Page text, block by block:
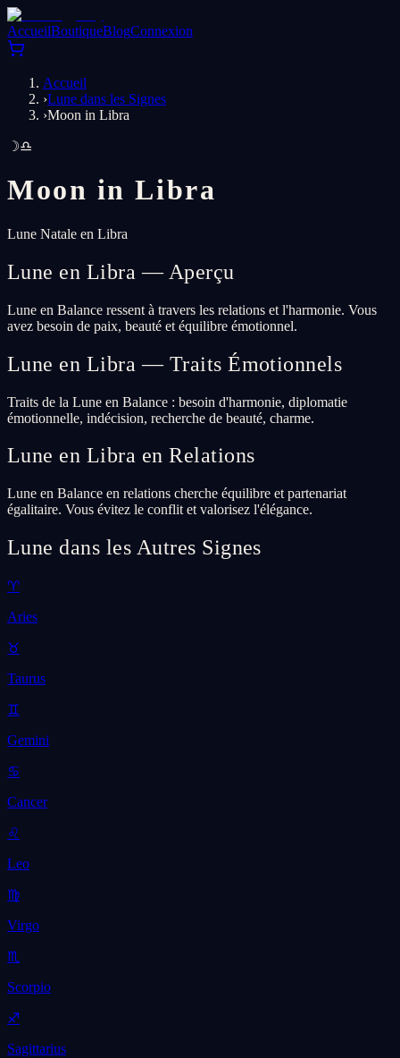
AccueilBoutiqueBlogConnexion
Accueil
›Lune dans les Signes
›Moon in Libra
☽♎
Moon inLibra
Lune Natale en Libra
Lune en Libra — Aperçu
Lune en Balance ressent à travers les relations et l'harmonie. Vous
avez besoin de paix, beauté et équilibre émotionnel.
Lune en Libra — Traits Émotionnels
Traits de la Lune en Balance : besoin d'harmonie, diplomatie
émotionnelle, indécision, recherche de beauté, charme.
Lune en Libra en Relations
Lune en Balance en relations cherche équilibre et partenariat
égalitaire. Vous évitez le conflit et valorisez l'élégance.
Lune dans les Autres Signes
♈
Aries
♉
Taurus
♊
Gemini
♋
Cancer
♌
Leo
♍
Virgo
♏
Scorpio
♐
Sagittarius